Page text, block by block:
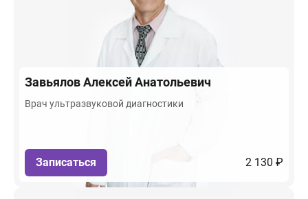
ЗавьяловАлексей Анатольевич
Врач ультразвуковой диагностики
Записаться 2 130 ₽